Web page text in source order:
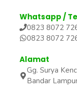
Whatsapp /
0823 8072
0823 8072
Alamat
Gg. Surya
Bandar